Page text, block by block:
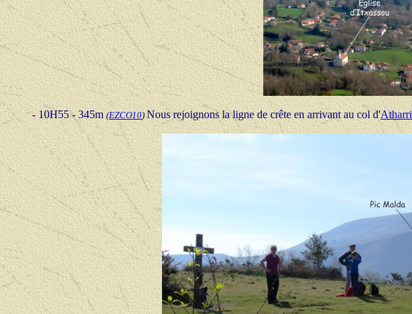
- 10H55 - 345m(EZCO10) Nous rejoignons la ligne de crête en arrivant au col d'Atharri